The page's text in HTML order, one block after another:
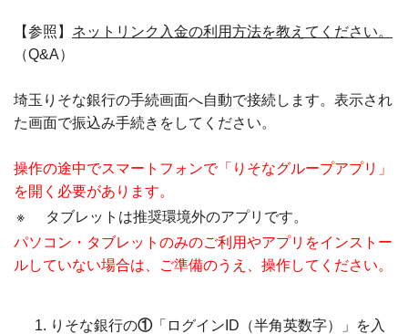
【参照】 ネットリンク入金の利用方法を教えてください。
（Q&A）
埼玉りそな銀行の手続画面へ自動で接続します。表示され
た画面で振込み手続きをしてください。
操作の途中でスマートフォンで「りそなグループアプリ」
を開く必要があります。
※
タブレットは推奨環境外のアプリです。
パソコン・タブレットのみのご利用やアプリをインストー
ルしていない場合は、ご準備のうえ、操作してください。
りそな銀行の①「ログインID（半角英数字）」を入